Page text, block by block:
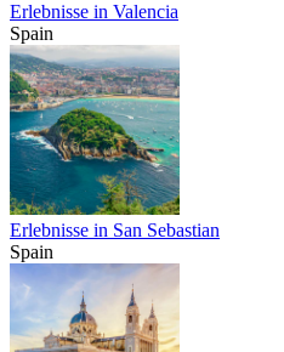
Erlebnisse in Valencia
Spain
Erlebnisse in San Sebastian
Spain